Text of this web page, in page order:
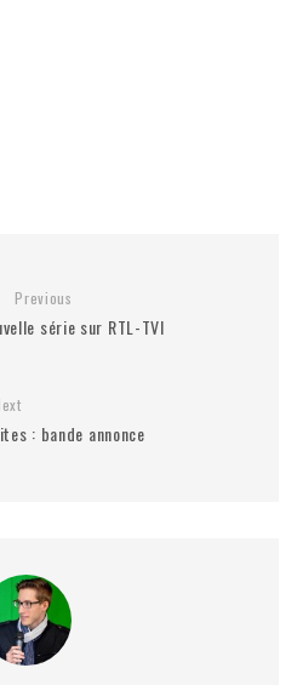
Previous
série sur RTL-TVI
: bande annonce